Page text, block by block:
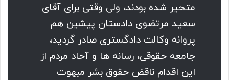
متحیر شده بودند، ولی وقتی برای آقای
سعید مرتضوی دادستان پیشین هم
پروانه وکالت دادگستری صادر گردید،
جامعه حقوقی، رسانه ها و آحاد مردم از
این اقدام ناقض حقوق بشر مبهوت